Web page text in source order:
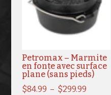
Petromax – Marmite
en fonte avec surface
plane (sans pieds)
$84.99 – $299.99Plage